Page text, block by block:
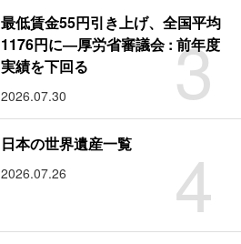
3
最低賃金55円引き上げ、全国平均
1176円に―厚労省審議会 : 前年度
実績を下回る
2026.07.30
4
日本の世界遺産一覧
2026.07.26